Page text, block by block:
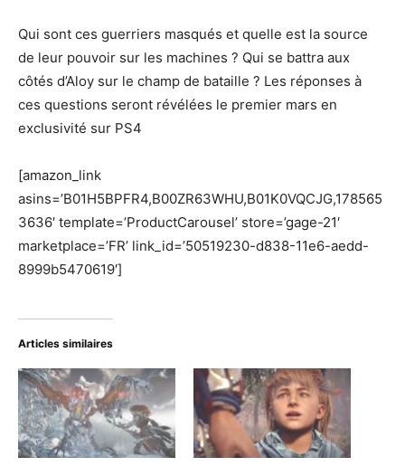
Qui sont ces guerriers masqués et quelle est la source
de leur pouvoir sur les machines ? Qui se battra aux
côtés d’Aloy sur le champ de bataille ? Les réponses à
ces questions seront révélées le premier mars en
exclusivité sur PS4
[amazon_link
asins=’B01H5BPFR4,B00ZR63WHU,B01K0VQCJG,178565
3636′ template=’ProductCarousel’ store=’gage-21′
marketplace=’FR’ link_id=’50519230-d838-11e6-aedd-
8999b5470619′]
Articles similaires